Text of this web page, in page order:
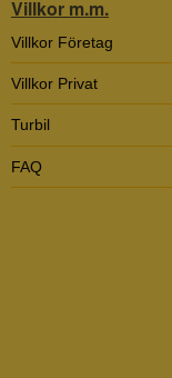
Villkor m.m.
Villkor Företag
Villkor Privat
Turbil
FAQ